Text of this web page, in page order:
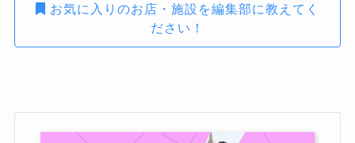
お気に入りのお店・施設を編集部に教えてく
ださい！